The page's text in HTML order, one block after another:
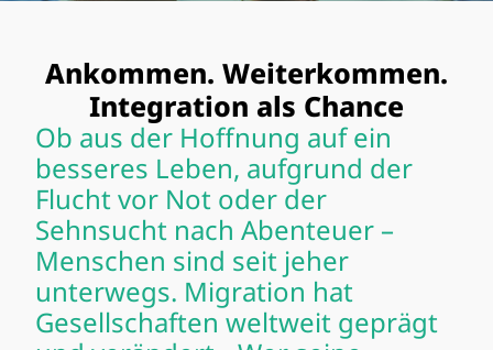
Ankommen. Weiterkommen.
Integration als Chance
Ob aus der Hoffnung auf ein
besseres Leben, aufgrund der
Flucht vor Not oder der
Sehnsucht nach Abenteuer –
Menschen sind seit jeher
unterwegs. Migration hat
Gesellschaften weltweit geprägt